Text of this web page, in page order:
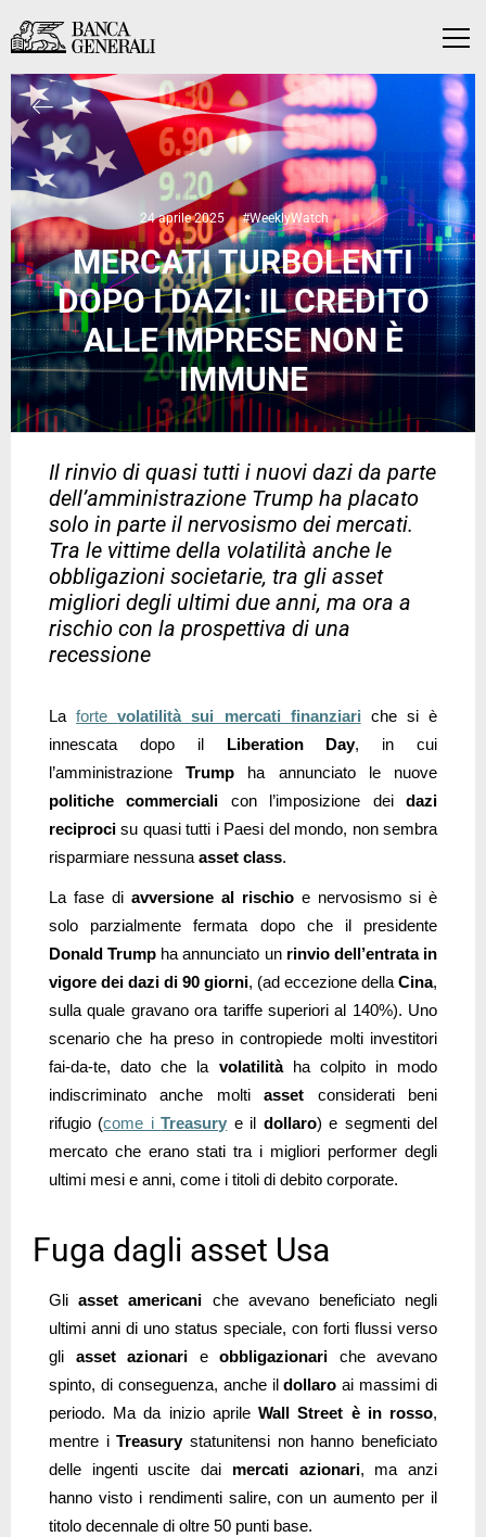
Vai al contenuto principale
Menu
Vai al contenuto principale
24 aprile 2025 #WeeklyWatch
MERCATI TURBOLENTI
DOPO I DAZI: IL CREDITO
ALLE IMPRESE NON È
IMMUNE
Il rinvio di quasi tutti i nuovi dazi da parte
dell’amministrazione Trump ha placato
solo in parte il nervosismo dei mercati.
Tra le vittime della volatilità anche le
obbligazioni societarie, tra gli asset
migliori degli ultimi due anni, ma ora a
rischio con la prospettiva di una
recessione
Lafortevolatilità sui mercati finanziari che si è
innescata dopo il
Liberation Day, in cui
l’amministrazioneTrump ha annunciato le nuove
politiche commerciali con l’imposizione deidazi
reciproci su quasi tutti i Paesi del mondo, non sembra
risparmiare nessuna asset class.
La fase di avversione al rischio e nervosismo si è
solo parzialmente fermata dopo che il presidente
Donald Trump ha annunciato un rinvio dell’entrata in
vigore dei dazi di 90 giorni, (ad eccezione della Cina,
sulla quale gravano ora tariffe superiori al 140%). Uno
scenario che ha preso in contropiede molti investitori
fai-da-te, dato che la volatilitàha colpito in modo
indiscriminato anche moltiasset considerati beni
rifugio (come iTreasury e il dollaro) e segmenti del
mercato che erano stati tra i migliori performer degli
ultimi mesi e anni, come i titoli di debito corporate.
Fuga dagli asset Usa
Gliasset americani che avevano beneficiato negli
ultimi anni di uno status speciale, con forti flussi verso
gli asset azionari e obbligazionari che avevano
spinto, di conseguenza, anche ildollaro ai massimi di
periodo. Ma da inizio aprileWall Street è in rosso,
mentre iTreasurystatunitensi non hanno beneficiato
delle ingenti uscite dai mercati azionari, ma anzi
hanno visto i rendimenti salire, con un aumento per il
titolo decennale di oltre 50 punti base.